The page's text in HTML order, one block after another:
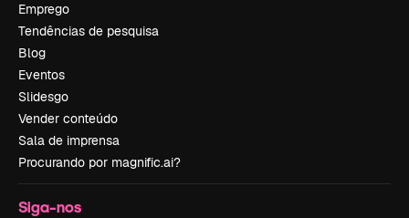
Emprego
Tendências de pesquisa
Blog
Eventos
Slidesgo
Vender conteúdo
Sala de imprensa
Procurando por magnific.ai?
Siga-nos